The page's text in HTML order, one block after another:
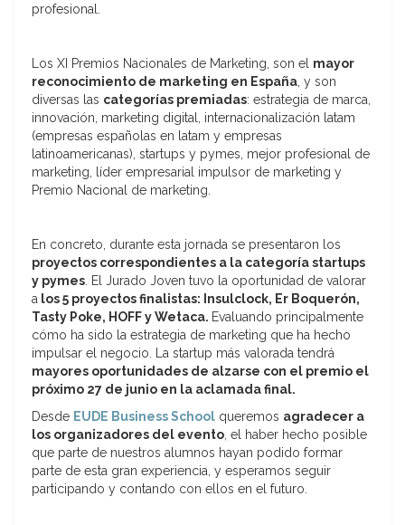
profesional.
Los XI Premios Nacionales de Marketing, son el mayor
reconocimiento de marketing en España, y son
diversas las categorías premiadas: estrategia de marca,
innovación, marketing digital, internacionalización latam
(empresas españolas en latam y empresas
latinoamericanas), startups y pymes, mejor profesional de
marketing, líder empresarial impulsor de marketing y
Premio Nacional de marketing.
En concreto, durante esta jornada se presentaron los
proyectos correspondientes a la categoría startups
y pymes. El Jurado Joven tuvo la oportunidad de valorar
a los 5 proyectos finalistas: Insulclock, Er Boquerón,
Tasty Poke, HOFF y Wetaca. Evaluando principalmente
cómo ha sido la estrategia de marketing que ha hecho
impulsar el negocio. La startup más valorada tendrá
mayores oportunidades de alzarse con el premio el
próximo 27 de junio en la aclamada final.
Desde EUDE Business School queremos agradecer a
los organizadores del evento, el haber hecho posible
que parte de nuestros alumnos hayan podido formar
parte de esta gran experiencia, y esperamos seguir
participando y contando con ellos en el futuro.